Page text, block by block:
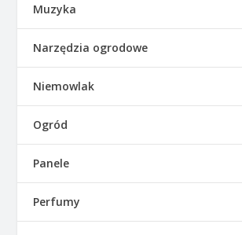
Muzyka
Narzędzia ogrodowe
Niemowlak
Ogród
Panele
Perfumy